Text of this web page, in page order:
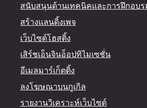
สนับสนุนด้านเทคนิคและการฝึกอบร
สร้างแลนดิ้งเพจ
เว็บไซต์โฮสติ้ง
เสิร์ชเอ็นจินอ็อปทิไมเซชั่น
อีเมลมาร์เก็ตติ้ง
ลงโฆษณาบนกูเกิล
รายงานวิเคราะห์เว็บไซต์